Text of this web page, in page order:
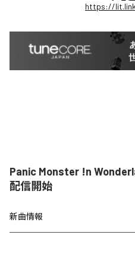
https://
Panic Monster !n
配信開始
新曲情報